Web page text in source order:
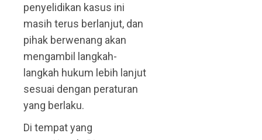
penyelidikan kasus ini
masih terus berlanjut, dan
pihak berwenang akan
mengambil langkah-
langkah hukum lebih lanjut
sesuai dengan peraturan
yang berlaku.
Di tempat yang